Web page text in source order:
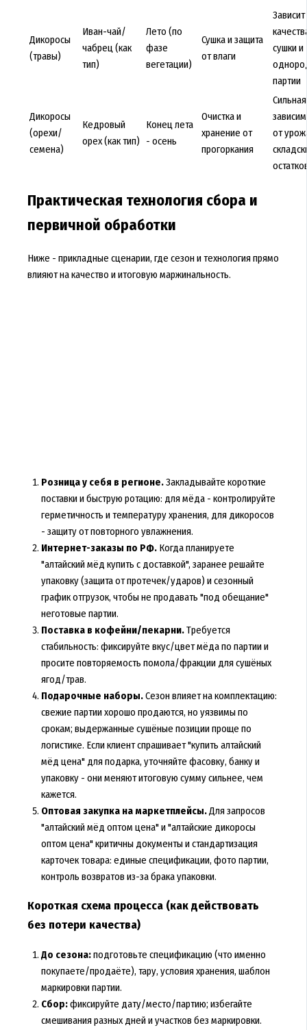
Дикоросы
(травы)
Иван-чай/
чабрец (как
тип)
Лето (по
фазе
вегетации)
Сушка и защита
от влаги
сушки и
партии
Дикоросы
(орехи/
семена)
Кедровый
орех (как тип)
Конец лета
- осень
Очистка и
хранение от
прогоркания
Сильная
от
Практическая технология сбора и
первичной обработки
Ниже - прикладные сценарии, где сезон и технология прямо
влияют на качество и итоговую маржинальность.
Розница у себя в регионе.Закладывайте короткие
поставки и быструю ротацию: для мёда - контролируйте
герметичность и температуру хранения, для дикоросов
- защиту от повторного увлажнения.
Интернет-заказы по РФ.Когда планируете
"алтайский мёд купить с доставкой", заранее решайте
упаковку (защита от протечек/ударов) и сезонный
график отгрузок, чтобы не продавать "под обещание"
неготовые партии.
Поставка в кофейни/пекарни.Требуется
стабильность: фиксируйте вкус/цвет мёда по партии и
просите повторяемость помола/фракции для сушёных
ягод/трав.
Подарочные наборы.Сезон влияет на комплектацию:
свежие партии хорошо продаются, но уязвимы по
срокам; выдержанные сушёные позиции проще по
логистике. Если клиент спрашивает "купить алтайский
мёд цена" для подарка, уточняйте фасовку, банку и
упаковку - они меняют итоговую сумму сильнее, чем
кажется.
Оптовая закупка на маркетплейсы.Для запросов
"алтайский мёд оптом цена" и "алтайские дикоросы
оптом цена" критичны документы и стандартизация
карточек товара: единые спецификации, фото партии,
контроль возвратов из-за брака упаковки.
Короткая схема процесса (как действовать
без потери качества)
До сезона:подготовьте спецификацию (что именно
покупаете/продаёте), тару, условия хранения, шаблон
маркировки партии.
Сбор:фиксируйте дату/место/партию; избегайте
смешивания разных дней и участков без маркировки.